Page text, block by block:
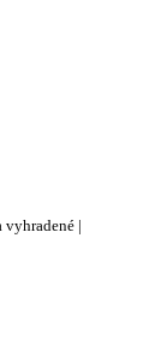
vyhradené |